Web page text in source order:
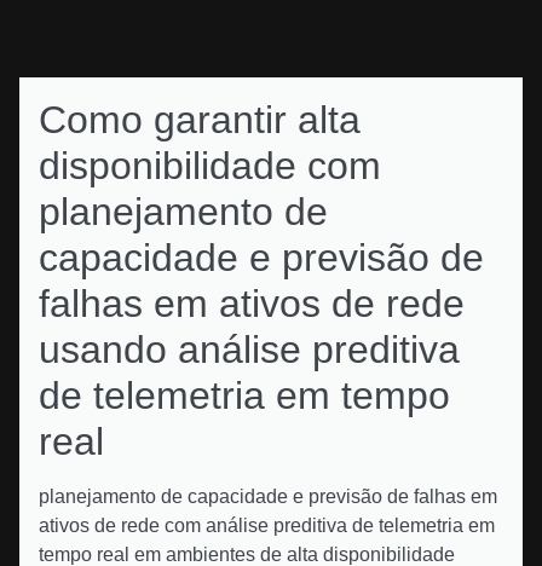
Como garantir alta
disponibilidade com
planejamento de
capacidade e previsão de
falhas em ativos de rede
usando análise preditiva
de telemetria em tempo
real
planejamento de capacidade e previsão de falhas em
ativos de rede com análise preditiva de telemetria em
tempo real em ambientes de alta disponibilidade